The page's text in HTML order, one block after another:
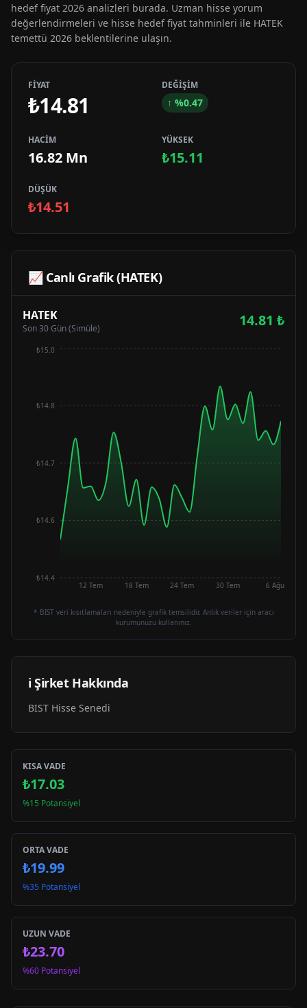
hedef fiyat 2026 analizleri burada. Uzman hisse yorum
değerlendirmeleri ve hisse hedef fiyat tahminleri ile HATEK
temettü 2026 beklentilerine ulaşın.
FİYAT
₺14.81
DEĞİŞİM
↑ %0.47
HACİM
16.82 Mn
YÜKSEK
₺15.11
DÜŞÜK
₺14.51
📈 Canlı Grafik (HATEK)
HATEK
Son 30 Gün (Simüle) 14.81 ₺
12 Tem 18 Tem 24 Tem 30 Tem 6 Ağu
₺14.4
₺14.6
₺14.7
₺14.8
₺15.0
* BIST veri kısıtlamaları nedeniyle grafik temsilidir. Anlık veriler için aracı
kurumunuzu kullanınız.
ℹ️ Şirket Hakkında
BIST Hisse Senedi
KISA VADE
₺17.03
%15 Potansiyel
ORTA VADE
₺19.99
%35 Potansiyel
UZUN VADE
₺23.70
%60 Potansiyel